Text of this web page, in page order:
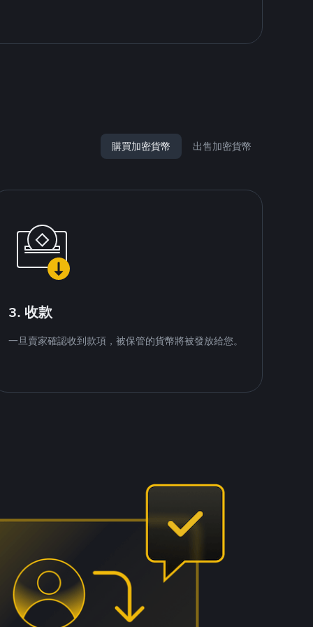
購買加密貨幣 出售加密貨幣
3. 收款
一旦賣家確認收到款項，被保管的貨幣將被發放給您。